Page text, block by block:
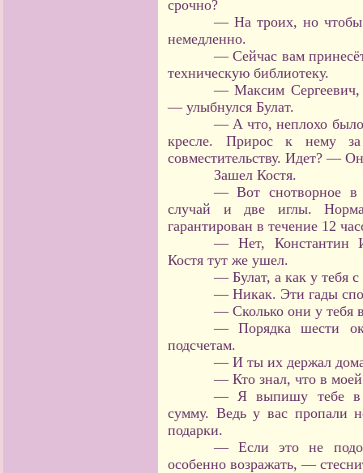
срочно?
— На троих, но чтобы
немедленно.
— Сейчас вам
техническую библиотеку.
— Максим Сергеевич,
— улыбнулся Булат.
— А что, неплохо было
кресле. Прирос к нему
совместительству. Идет? —
Зашел Костя.
— Вот снотворное в
случай и две иглы.
гарантирован в течение 12
— Нет, Константин
Костя тут же ушел.
— Булат, а как у тебя с
— Никак. Эти гады
— Сколько они у тебя
— Порядка шести
подсчетам.
— И ты их держал
— Кто знал, что в моей
— Я выпишу тебе в
сумму. Ведь у вас пропали
подарки.
— Если это не
особенно возражать, —